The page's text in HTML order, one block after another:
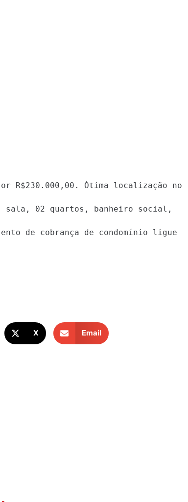
R$230.000,00. Ótima localização no
sala, 02 quartos, banheiro social,
de cobrança de condomínio ligue
X Email